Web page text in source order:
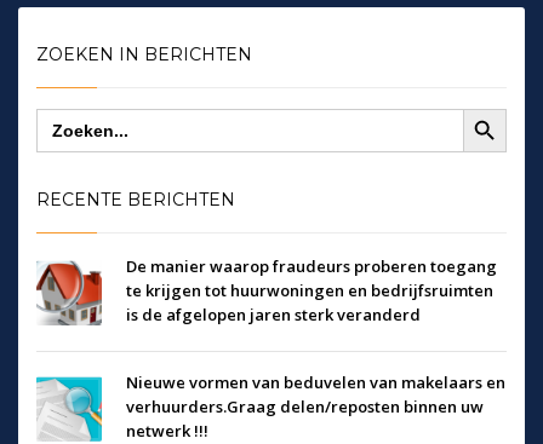
ZOEKEN IN BERICHTEN
Zoek
naar:
Zoekknop
RECENTE BERICHTEN
De manier waarop fraudeurs proberen toegang
te krijgen tot huurwoningen en bedrijfsruimten
is de afgelopen jaren sterk veranderd
Nieuwe vormen van beduvelen van makelaars en
verhuurders.Graag delen/reposten binnen uw
netwerk !!!